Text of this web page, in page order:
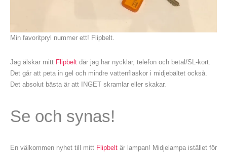
Min favoritpryl nummer ett! Flipbelt.
Jag älskar mitt Flipbeltdär jag har nycklar, telefon och betal/SL-kort.
Det går att peta in gel och mindre vattenflaskor i midjebältet också.
Det absolut bästa är att INGET skramlar eller skakar.
Se och synas!
En välkommen nyhet till mitt Flipbeltär lampan! Midjelampa istället för